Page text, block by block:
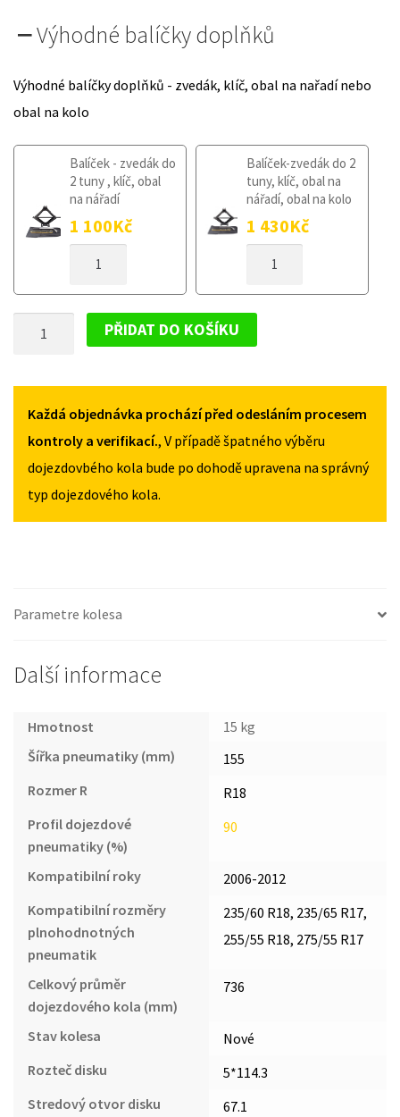
Výhodné balíčky doplňků
Výhodné balíčky doplňků - zvedák, klíč, obal na nařadí nebo
obal na kolo
Balíček - zvedák do
2 tuny , klíč, obal
na nářadí
1 100Kč
KOLO
MNOŽSTVÍ
Balíček-zvedák do 2
tuny, klíč, obal na
nářadí, obal na kolo
1 430Kč
KOLO
II
MNOŽSTVÍ
SANTA
155/90R18
MNOŽSTVÍ
PŘIDAT DO KOŠÍKU
Každá objednávka prochází před odesláním procesem
kontroly a verifikací., V případě špatného výběru
dojezdovbého kola bude po dohodě upravena na správný
typ dojezdového kola.
Parametre kolesa
Další informace
Hmotnost
15 kg
Šířka pneumatiky (mm)
155
Rozmer R
R18
Profil dojezdové
pneumatiky (%)
90
Kompatibilní roky
2006-2012
Kompatibilní rozměry
plnohodnotných
pneumatik
235/60 R18, 235/65 R17,
255/55 R18, 275/55 R17
Celkový průměr
dojezdového kola (mm)
736
Stav kolesa
Nové
Rozteč disku
5*114.3
Stredový otvor disku
67.1